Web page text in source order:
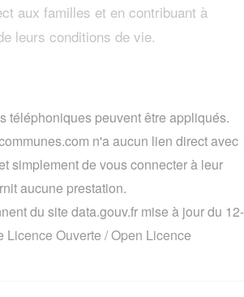
aux familles et en contribuant à
leurs conditions de vie.
téléphoniques peuvent être appliqués.
n'a aucun lien direct avec
simplement de vous connecter à leur
aucune prestation.
du site data.gouv.fr mise à jour du 12-
Licence Ouverte / Open Licence